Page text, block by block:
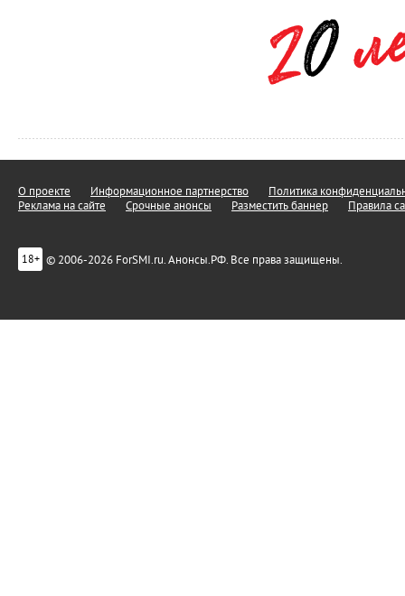
О проекте Информационное партнерство
Политика
Реклама на сайте
Срочные анонсы Разместить баннер Правила
18+ © 2006-2026 ForSMI.ru. Анонсы.РФ. Все права защищены.